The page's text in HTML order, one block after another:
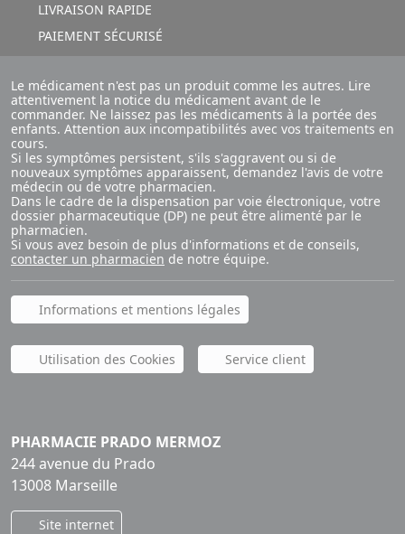
LIVRAISON RAPIDE
PAIEMENT SÉCURISÉ
Le médicament n'est pas un produit comme les autres. Lire
attentivement la notice du médicament avant de le
commander. Ne laissez pas les médicaments à la portée des
enfants. Attention aux incompatibilités avec vos traitements en
cours.
Si les symptômes persistent, s'ils s'aggravent ou si de
nouveaux symptômes apparaissent, demandez l'avis de votre
médecin ou de votre pharmacien.
Dans le cadre de la dispensation par voie électronique, votre
dossier pharmaceutique (DP) ne peut être alimenté par le
pharmacien.
Si vous avez besoin de plus d'informations et de conseils,
contacter un pharmacien de notre équipe.
Informations et mentions légales
Utilisation des Cookies Service client
PHARMACIE PRADO MERMOZ
244 avenue du Prado
13008 Marseille
Site internet